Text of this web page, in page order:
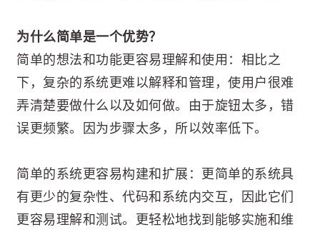
为什么简单是一个优势？
简单的想法和功能更容易理解和使用：相比之
下，复杂的系统更难以解释和管理，使用户很难
弄清楚要做什么以及如何做。由于旋钮太多，错
误更频繁。因为步骤太多，所以效率低下。
简单的系统更容易构建和扩展：更简单的系统具
有更少的复杂性、代码和系统内交互，因此它们
更容易理解和测试。更轻松地找到能够实施和维